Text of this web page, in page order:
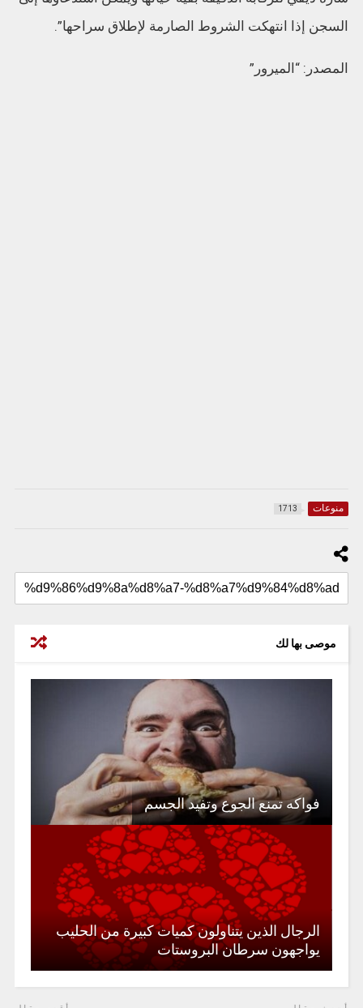
السجن إذا انتهكت الشروط الصارمة لإطلاق سراحها”.
المصدر: “الميرور”
منوعات 1713
موصى بها لك
فواكه تمنع الجوع وتفيد الجسم
الرجال الذين يتناولون كميات كبيرة من الحليب
يواجهون سرطان البروستات